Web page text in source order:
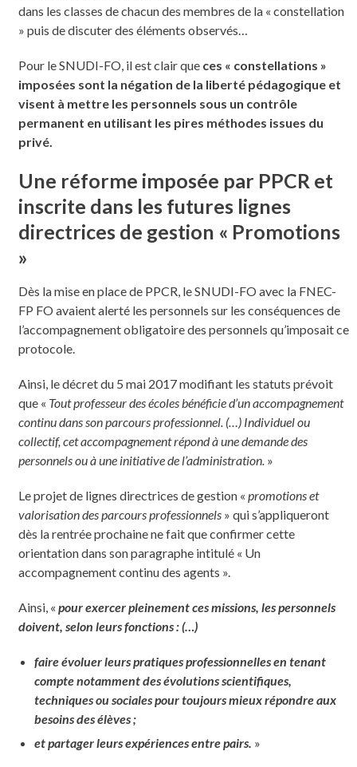
dans les classes de chacun des membres de la « constellation
» puis de discuter des éléments observés…
Pour le SNUDI-FO, il est clair que ces « constellations »
imposées sont la négation de la liberté pédagogique et
visent à mettre les personnels sous un contrôle
permanent en utilisant les pires méthodes issues du
privé.
Une réforme imposée par PPCR et
inscrite dans les futures lignes
directrices de gestion « Promotions
»
Dès la mise en place de PPCR, le SNUDI-FO avec la FNEC-
FP FO avaient alerté les personnels sur les conséquences de
l’accompagnement obligatoire des personnels qu’imposait ce
protocole.
Ainsi, le décret du 5 mai 2017 modifiant les statuts prévoit
que « Tout professeur des écoles bénéficie d’un accompagnement
continu dans son parcours professionnel. (…) Individuel ou
collectif, cet accompagnement répond à une demande des
personnels ou à une initiative de l’administration. »
Le projet de lignes directrices de gestion « promotions et
valorisation des parcours professionnels» qui s’appliqueront
dès la rentrée prochaine ne fait que confirmer cette
orientation dans son paragraphe intitulé « Un
accompagnement continu des agents ».
Ainsi, « pour exercer pleinement ces missions, les personnels
doivent, selon leurs fonctions : (…)
faire évoluer leurs pratiques professionnelles en tenant
compte notamment des évolutions scientifiques,
techniques ou sociales pour toujours mieux répondre aux
besoins des élèves ;
et partager leurs expériences entre pairs. »